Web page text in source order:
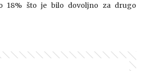
18% što je bilo dovoljno za drugo